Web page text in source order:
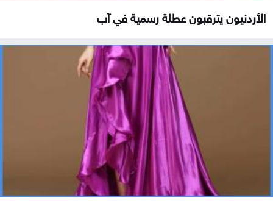
الأردنيون يترقبون عطلة رسمية في آب